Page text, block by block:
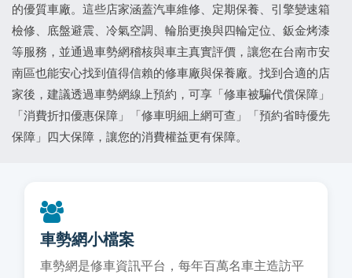
的優質車廠。這些店家涵蓋汽車維修、定期保養、引擎變速箱
檢修、底盤避震、冷氣空調、輪胎更換與四輪定位、鈑金烤漆
等服務，並通過車勢網稽核與車主真實評價，讓您在台南市安
南區也能安心找到值得信賴的修車廠與保養廠。找到合適的店
家後，建議透過車勢網線上預約，可享「修車被騙代償保障」
「消費折扣優惠保障」「修車明細上網可查」「預約省時優先
保障」四大保障，讓您的消費權益更有保障。
車勢網小檔案
車勢網是修車資訊平台，每年百萬名車主造訪平